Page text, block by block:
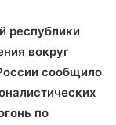
республики
вокруг
сообщило
по